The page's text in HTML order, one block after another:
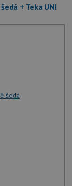
+ Teka UNI
šedá